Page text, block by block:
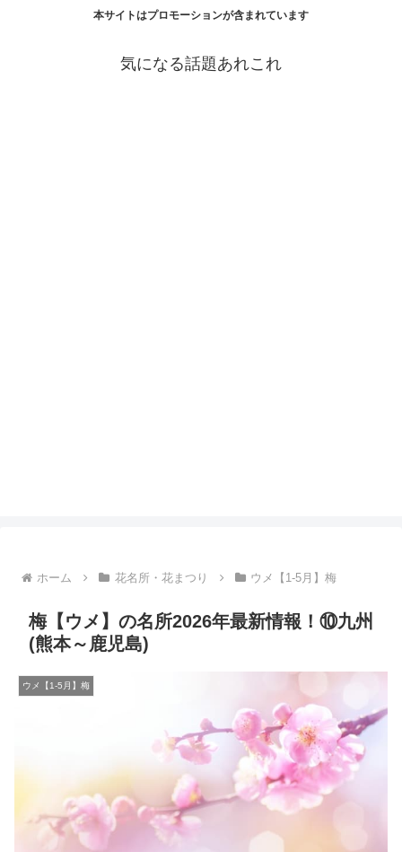
本サイトはプロモーションが含まれています
気になる話題あれこれ
ホーム 花名所・花まつり ウメ【1-5月】梅
梅【ウメ】の名所2026年最新情報！⑩九州
(熊本～鹿児島)
ウメ【1-5月】梅